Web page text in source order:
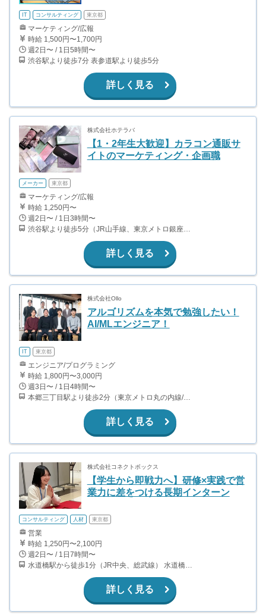
IT コンサルティング 東京都
マーケティング/広報
時給 1,500円〜1,700円
週2日〜 / 1日5時間〜
渋谷駅より徒歩7分 表参道駅より徒歩5分
詳しく見る
株式会社ホテラバ
【1・2年生大歓迎】カラコン通販サ
イトのマーケティング・企画職
メーカー 東京都
マーケティング/広報
時給 1,250円〜
週2日〜 / 1日3時間〜
渋谷駅より徒歩5分（JR山手線、東京メトロ銀座・半蔵門・副都心線）
詳しく見る
株式会社Ollo
アルゴリズムを本気で勉強したい！
AI/MLエンジニア！
IT 東京都
エンジニア/プログラミング
時給 1,800円〜3,000円
週3日〜 / 1日4時間〜
本郷三丁目駅より徒歩2分（東京メトロ丸の内線/都営地下鉄大江戸線）
詳しく見る
株式会社コネクトボックス
【学生から即戦力へ】研修×実践で営
業力に差をつける長期インターン
コンサルティング 人材 東京都
営業
時給 1,250円〜2,100円
週2日〜 / 1日7時間〜
水道橋駅から徒歩1分（JR中央、総武線） 水道橋駅から徒歩6分（都営三田線）
詳しく見る